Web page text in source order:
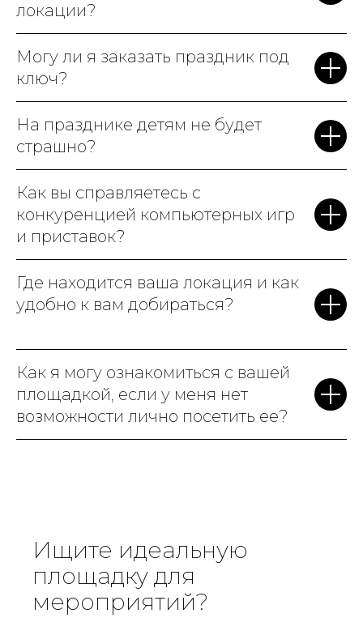
локации?
Могу ли я заказать праздник под
ключ?
На празднике детям не будет
страшно?
Как вы справляетесь с
конкуренцией компьютерных игр
и приставок?
Где находится ваша локация и как
удобно к вам добираться?
Как я могу ознакомиться с вашей
площадкой, если у меня нет
возможности лично посетить ее?
Ищите идеальную
площадку для
мероприятий?